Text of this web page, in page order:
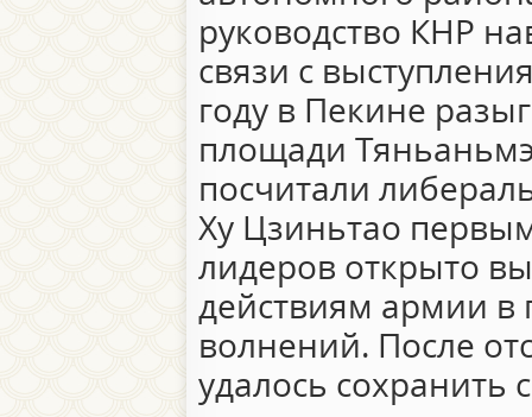
руководство КНР
связи с
году в Пекине
площади
посчитали
Ху Цзиньтао
лидеров открыто
действиям армии в
волнений. После
удалось сохранить